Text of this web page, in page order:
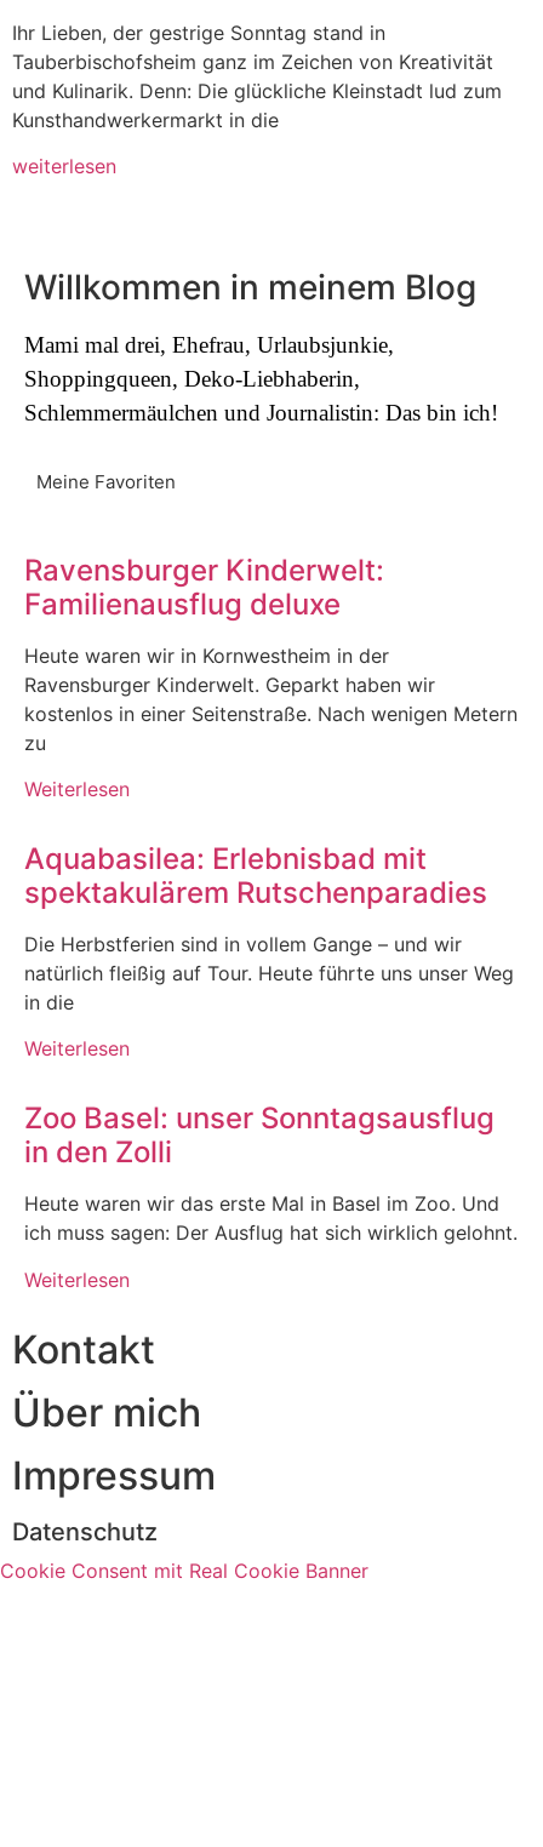
Ihr Lieben, der gestrige Sonntag stand in
Tauberbischofsheim ganz im Zeichen von Kreativität
und Kulinarik. Denn: Die glückliche Kleinstadt lud zum
Kunsthandwerkermarkt in die
weiterlesen
Willkommen in meinem Blog
Mami mal drei, Ehefrau, Urlaubsjunkie,
Shoppingqueen, Deko-Liebhaberin,
Schlemmermäulchen und Journalistin: Das bin ich!
Meine Favoriten
Ravensburger Kinderwelt:
Familienausflug deluxe
Heute waren wir in Kornwestheim in der
Ravensburger Kinderwelt. Geparkt haben wir
kostenlos in einer Seitenstraße. Nach wenigen Metern
zu
Weiterlesen
Aquabasilea: Erlebnisbad mit
spektakulärem Rutschenparadies
Die Herbstferien sind in vollem Gange – und wir
natürlich fleißig auf Tour. Heute führte uns unser Weg
in die
Weiterlesen
Zoo Basel: unser Sonntagsausflug
in den Zolli
Heute waren wir das erste Mal in Basel im Zoo. Und
ich muss sagen: Der Ausflug hat sich wirklich gelohnt.
Weiterlesen
Kontakt
Über mich
Impressum
Datenschutz
Cookie Consent mit Real Cookie Banner